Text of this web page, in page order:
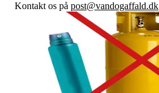
Kontakt os på post@vandogaffald.dk